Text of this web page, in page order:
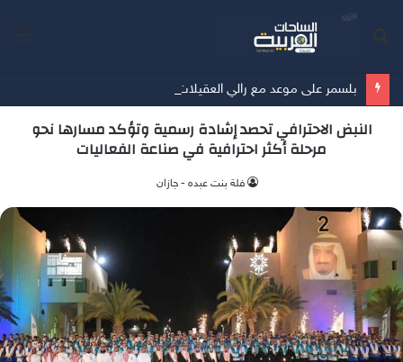
بلسمر على موعد مع رالي العقيلات للعام الثاني على التوالي
النبض الاحترافي تحصد إشادة رسمية وتؤكد مسارها نحو
مرحلة أكثر احترافية في صناعة الفعاليات
فلة بنت عبده - جازان